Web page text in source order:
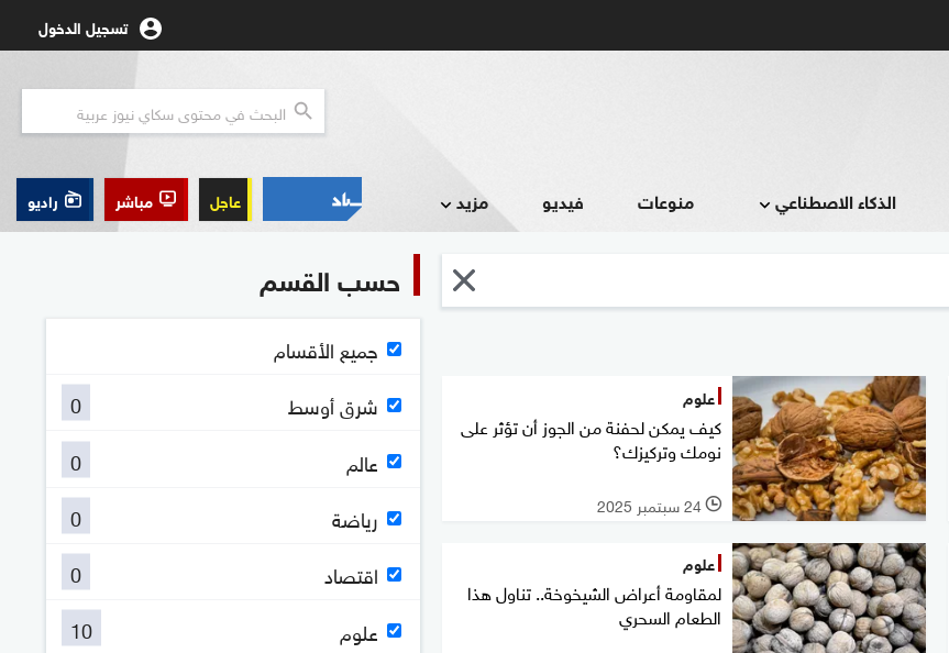
تسجيل الدخول
الذكاء الاصطناعي منوعات فيديو مزيد عاجل مباشر راديو
علوم
كيف يمكن لحفنة من الجوز أن تؤثر على
نومك وتركيزك؟
l 24 سبتمبر 2025
علوم
لمقاومة أعراض الشيخوخة.. تناول هذا
الطعام السحري
حسب القسم
جميع الأقسام
شرق أوسط
0
عالم
0
رياضة
0
اقتصاد
0
علوم
10